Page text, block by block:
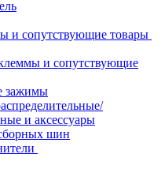
и сопутствующие товары
и сопутствующие
зажимы
и аксессуары
шин